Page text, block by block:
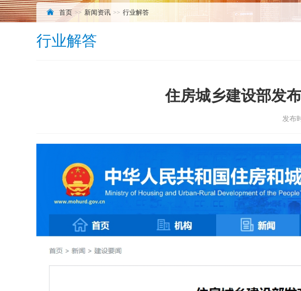
首页 新闻资讯 行业解答
行业解答
住房城乡建设部发
发布